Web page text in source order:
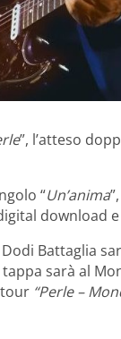
”, l’atteso
“Un’anima
download
Battaglia
sarà al
“Perle –